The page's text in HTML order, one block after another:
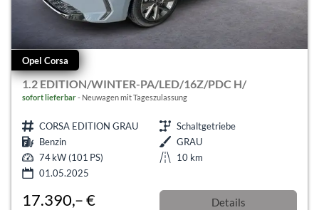
Opel Corsa
1.2 EDITION/WINTER-PA/LED/16Z/PDC H/
sofort lieferbar Neuwagen mit Tageszulassung
CORSA EDITION GRAU
Schaltgetriebe
Benzin
GRAU
74 kW (101 PS)
10 km
01.05.2025
17.390,– € Details